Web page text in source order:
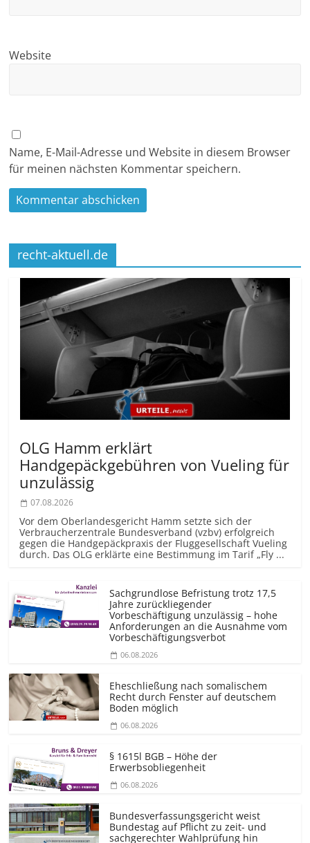
Website
Name, E-Mail-Adresse und Website in diesem Browser
für meinen nächsten Kommentar speichern.
recht-aktuell.de
OLG Hamm erklärt
Handgepäckgebühren von Vueling für
unzulässig
07.08.2026
Vor dem Oberlandesgericht Hamm setzte sich der
Verbraucherzentrale Bundesverband (vzbv) erfolgreich
gegen die Handgepäckpraxis der Fluggesellschaft Vueling
durch. Das OLG erklärte eine Bestimmung im Tarif „Fly ...
Sachgrundlose Befristung trotz 17,5
Jahre zurückliegender
Vorbeschäftigung unzulässig – hohe
Anforderungen an die Ausnahme vom
Vorbeschäf­tigungsverbot
06.08.2026
Eheschließung nach somalischem
Recht durch Fenster auf deutschem
Boden möglich
06.08.2026
§ 1615l BGB – Höhe der
Erwerbsobliegenheit
06.08.2026
Bundesver­fassungsgericht weist
Bundestag auf Pflicht zu zeit- und
sachgerechter Wahlprüfung hin